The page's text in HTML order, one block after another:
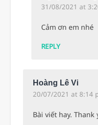
31/08/2021 at
Cảm ơn em nhé
REPLY
Hoàng Lê Vi
20/07/2021 at 8:14
Bài viết hay. Thank